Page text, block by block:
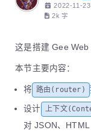
2022-11-
2k 字
这是搭建 Gee Web
本节主要内容：
将 路由(router)
设计 上下文
对 JSON、HTML